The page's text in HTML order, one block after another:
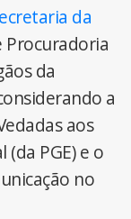
da
da
a
aos
PGE) e o
no